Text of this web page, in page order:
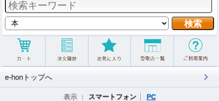
e-honトップへ
表示 ： スマートフォン PC